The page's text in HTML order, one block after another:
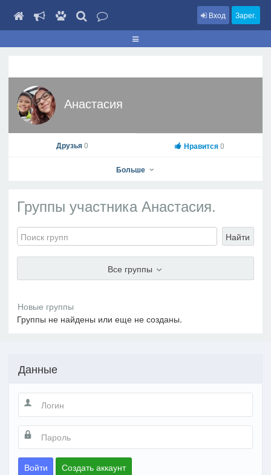
Вход Зарег.
Анастасия
Анастасия
На профиль
Фото Видео
Друзья0 Нравится0
Больше
Группы участника Анастасия.
Найти
Все группы
Группы не найдены или еще не созданы.
Данные
Войти Создать аккаунт